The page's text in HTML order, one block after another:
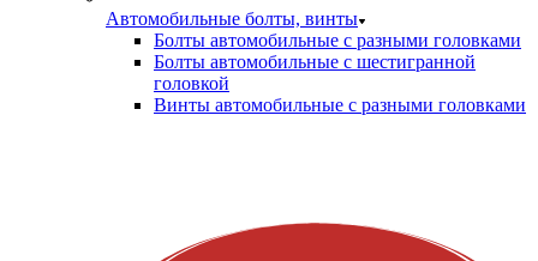
Автомобильные болты, винты
Болты автомобильные с разными головками
Болты автомобильные с шестигранной
головкой
Винты автомобильные с разными головками